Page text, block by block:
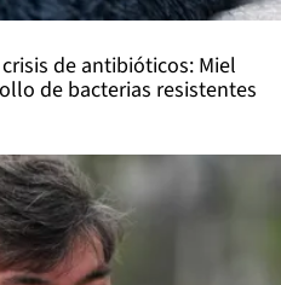
de antibióticos: Miel
de bacterias resistentes